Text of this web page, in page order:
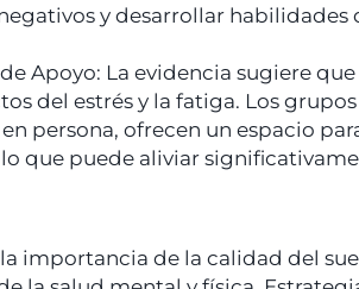
y desarrollar habilidades
Apoyo: La evidencia sugiere
del estrés y la fatiga. Los
persona, ofrecen un espacio
que puede aliviar
importancia de la calidad del